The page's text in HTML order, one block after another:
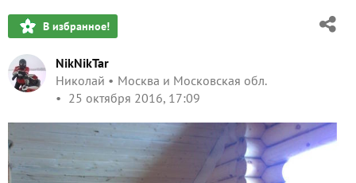
В избранное!
NikNikTar
Николай
Москва и Московская обл.
25 октября 2016, 17:09